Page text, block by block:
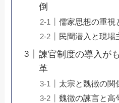
倒
儒家思想の重視
民間潜入と現場
諫官制度の導入が
革
太宗と魏徴の関
魏徴の諫言と高